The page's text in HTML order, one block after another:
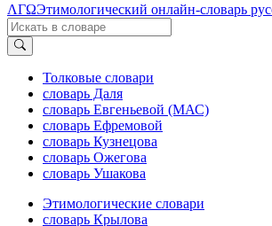
ΛΓΩЭтимологический онлайн-словарь
Толковые словари
словарь Даля
словарь Евгеньевой (МАС)
словарь Ефремовой
словарь Кузнецова
словарь Ожегова
словарь Ушакова
Этимологические словари
словарь Крылова